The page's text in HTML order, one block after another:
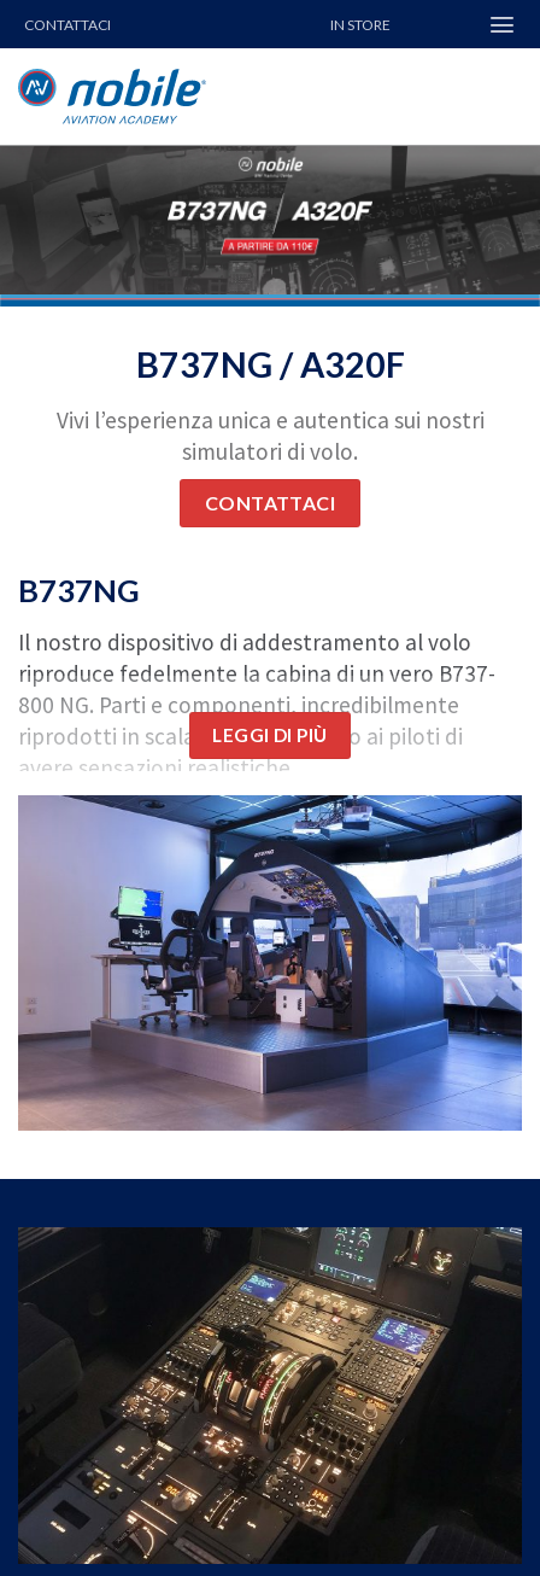
to
content
CONTATTACI IN STORE
B737NG / A320F
Vivi l’esperienza unica e autentica sui nostri
simulatori di volo.
CONTATTACI
B737NG
Il nostro dispositivo di addestramento al volo
riproduce fedelmente la cabina di un vero B737-
800 NG. Parti e componenti, incredibilmente
riprodotti in scala 1:1, consentono ai piloti di
avere sensazioni realistiche.
Tutti i sistemi, comandi e strumenti di volo sono
perfettamente funzionanti, così come le cuffie. Il
“Instructor Operating Station”(IOS) si compone di
due monitor indipendenti, per cui è possibile
mostrare contemporaneamente due immagini
differenti e ricreare situazioni di emergenza
mentre si modificano le impostazioni meteo.
Essere seduti all’interno del flight deck garantisce
un’esperienza di coinvolgimento totale: la cabina
è posizionata davanti a unoschermo grande di
180 gradicontre proiettori HD, in un ambiente
La sessione al simulatore è personalizzabile, in
base alla scelta del pilota durante il briefing. La
sala briefing
è a uso esclusivo, sanificata, dotata di
lavagna bianca, con la disponibilità su richiesta di
un trainer B737-800NG.
LEGGI DI PIÙ